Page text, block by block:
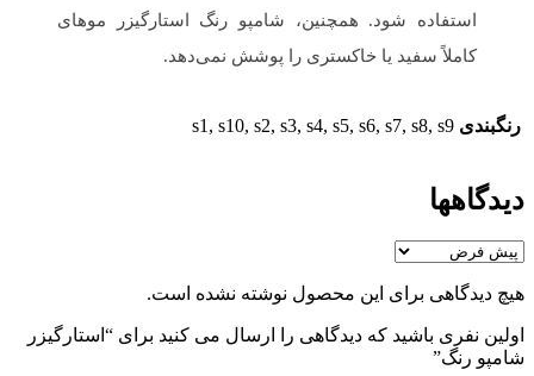
استفاده شود. همچنین، شامپو رنگ استارگیزر موهای
کاملاً سفید یا خاکستری را پوشش نمی‌دهد.
رنگبندی s1, s10, s2, s3, s4, s5, s6, s7, s8, s9
دیدگاهها
هیچ دیدگاهی برای این محصول نوشته نشده است.
اولین نفری باشید که دیدگاهی را ارسال می کنید برای “استارگیزر
شامپو رنگ”